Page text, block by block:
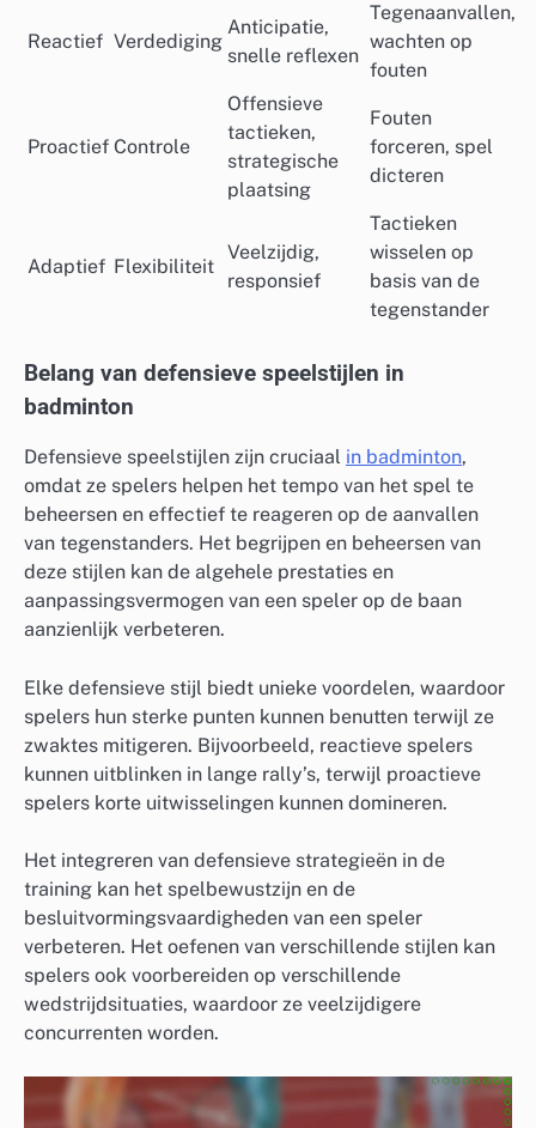
Reactief Verdediging
Anticipatie,
snelle reflexen
Tegenaanvallen,
wachten op
fouten
Proactief Controle
Offensieve
tactieken,
strategische
plaatsing
Fouten
forceren, spel
dicteren
Adaptief Flexibiliteit
Veelzijdig,
responsief
Tactieken
wisselen op
basis van de
tegenstander
Belang van defensieve speelstijlen in
badminton
Defensieve speelstijlen zijn cruciaal in badminton,
omdat ze spelers helpen het tempo van het spel te
beheersen en effectief te reageren op de aanvallen
van tegenstanders. Het begrijpen en beheersen van
deze stijlen kan de algehele prestaties en
aanpassingsvermogen van een speler op de baan
aanzienlijk verbeteren.
Elke defensieve stijl biedt unieke voordelen, waardoor
spelers hun sterke punten kunnen benutten terwijl ze
zwaktes mitigeren. Bijvoorbeeld, reactieve spelers
kunnen uitblinken in lange rally’s, terwijl proactieve
spelers korte uitwisselingen kunnen domineren.
Het integreren van defensieve strategieën in de
training kan het spelbewustzijn en de
besluitvormingsvaardigheden van een speler
verbeteren. Het oefenen van verschillende stijlen kan
spelers ook voorbereiden op verschillende
wedstrijdsituaties, waardoor ze veelzijdigere
concurrenten worden.